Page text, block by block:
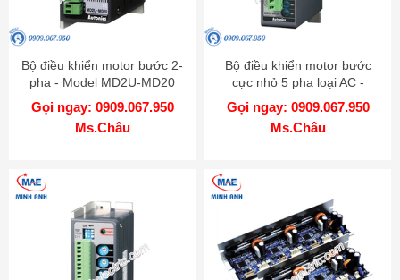
Bộ điều khiển motor bước 2-
pha - Model MD2U-MD20
Gọi ngay: 0909.067.950
Ms.Châu
Bộ điều khiển motor bước
cực nhỏ 5 pha loại AC -
Model MD5-HF14
Gọi ngay: 0909.067.950
Ms.Châu